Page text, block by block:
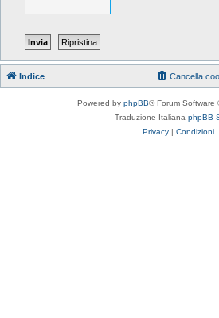
Indice Cancella
Powered by phpBB® Forum Software
Traduzione Italiana phpBB-
Privacy | Condizioni